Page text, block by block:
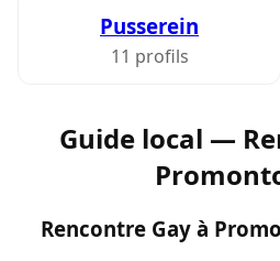
Pusserein
11 profils
Guide local —
Rencontre Gay à